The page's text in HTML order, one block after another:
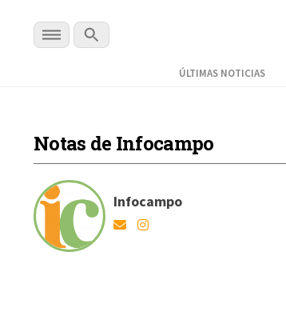
ÚLTIMAS NOTICIAS
Notas de Infocampo
Infocampo